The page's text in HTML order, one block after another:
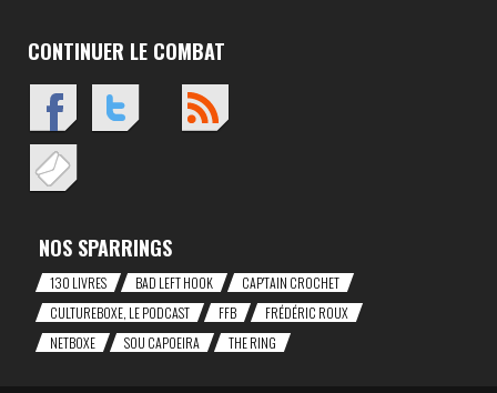
CONTINUER LE COMBAT
NOS SPARRINGS
130 LIVRES BAD LEFT HOOK
CAP'TAIN CROCHET
CULTUREBOXE, LE PODCAST
FFB
FRÉDÉRIC ROUX
NETBOXE
SOU CAPOEIRA THE RING